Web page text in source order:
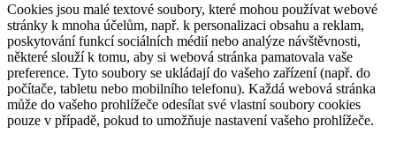
Cookies jsou malé textové soubory, které mohou používat webové
stránky k mnoha účelům, např. k personalizaci obsahu a reklam,
poskytování funkcí sociálních médií nebo analýze návštěvnosti,
některé slouží k tomu, aby si webová stránka pamatovala vaše
preference. Tyto soubory se ukládají do vašeho zařízení (např. do
počítače, tabletu nebo mobilního telefonu). Každá webová stránka
může do vašeho prohlížeče odesílat své vlastní soubory cookies
pouze v případě, pokud to umožňuje nastavení vašeho prohlížeče.